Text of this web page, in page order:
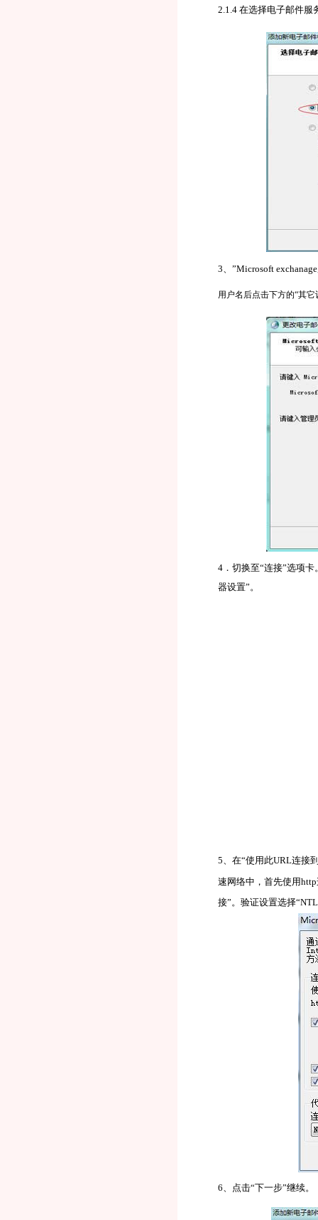
2.1.4 在选择电子邮件服
3、”Microsoft
用户名后点击下方的“其它
4．切换至“连接”选项卡
器设置”。
5、在“使用此URL连接
速网络中，首先使用
接”。验证设置选择
6、点击“下一步”继续。